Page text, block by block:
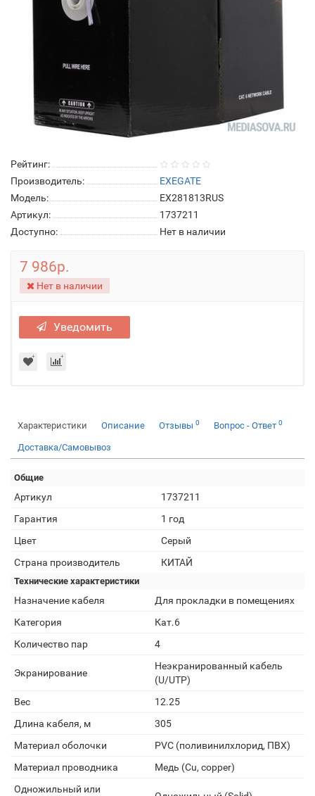
Рейтинг:
Производитель:
EXEGATE
Модель:
EX281813RUS
Артикул:
1737211
Доступно:
Нет в наличии
7 986р.
Нет в наличии
Уведомить
Характеристики Описание Отзывы 0 Вопрос - Ответ 0
Доставка/Самовывоз
Общие
Артикул
1737211
Гарантия
1 год
Цвет
Серый
Страна производитель
КИТАЙ
Технические характеристики
Назначение кабеля
Для прокладки в помещениях
Категория
Кат.6
Количество пар
4
Экранирование
Неэкранированный кабель
(U/UTP)
Вес
12.25
Длина кабеля, м
305
Материал оболочки
PVC (поливинилхлорид, ПВХ)
Материал проводника
Медь (Cu, copper)
Одножильный или